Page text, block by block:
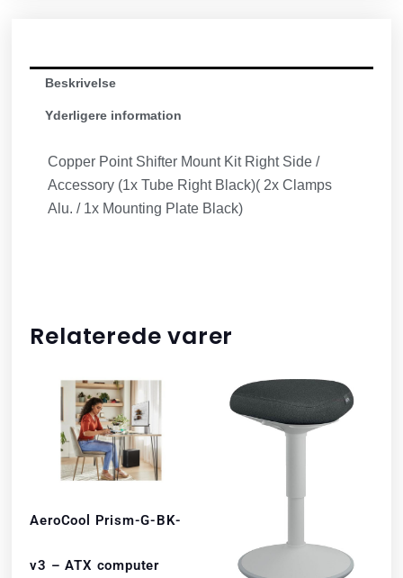
Beskrivelse
Yderligere information
Copper Point Shifter Mount Kit Right Side /
Accessory (1x Tube Right Black)( 2x Clamps
Alu. / 1x Mounting Plate Black)
Relaterede varer
AeroCool Prism-G-BK-
v3 – ATX computer